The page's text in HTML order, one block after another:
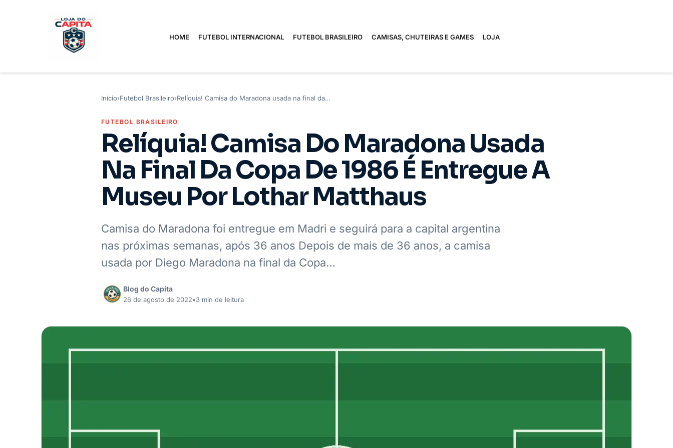
HOME FUTEBOL INTERNACIONAL FUTEBOL BRASILEIRO CAMISAS, CHUTEIRAS E GAMES LOJA
Início›Futebol Brasileiro›Relíquia! Camisa do Maradona usada na final da…
FUTEBOL BRASILEIRO
Relíquia! Camisa Do Maradona Usada
Na Final Da Copa De 1986 É Entregue A
Museu Por Lothar Matthaus
Camisa do Maradona foi entregue em Madri e seguirá para a capital argentina
nas próximas semanas, após 36 anos Depois de mais de 36 anos, a camisa
usada por Diego Maradona na final da Copa…
Blog do Capita
26 de agosto de 2022•3 min de leitura